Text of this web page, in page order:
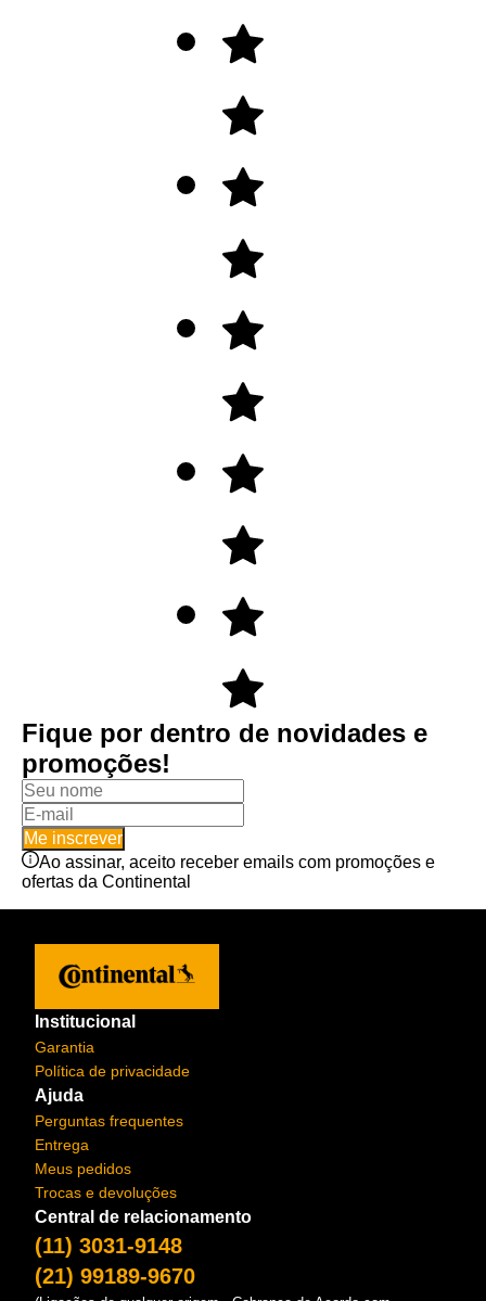
Fique por dentro de novidades e
promoções!
Me inscrever
Ao assinar, aceito receber emails com promoções e
ofertas da Continental
Institucional
Garantia
Política de privacidade
Ajuda
Perguntas frequentes
Entrega
Meus pedidos
Trocas e devoluções
Central de relacionamento
(11) 3031-9148
(21) 99189-9670